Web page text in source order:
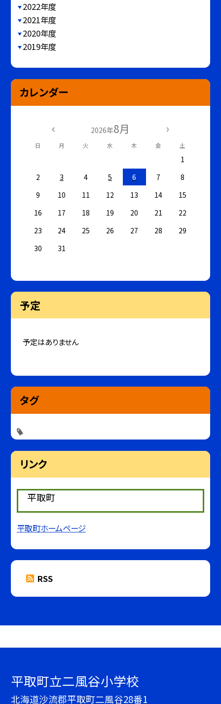
2022年度
2021年度
2020年度
2019年度
カレンダー
2026年8月
日 月 火 水 木 金 土
1
2
3 4 5 6 7
8
9
10 11 12 13 14
15
16
17 18 19 20 21
22
23
24 25 26 27 28
29
30
31
予定
予定はありません
タグ
リンク
平取町
平取町ホームページ
RSS
平取町立二風谷小学校
北海道沙流郡平取町二風谷28番1